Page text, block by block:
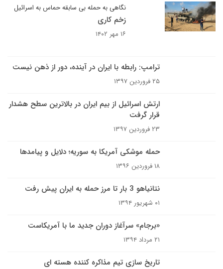
نگاهی به حمله بی سابقه حماس به اسرائیل
زخم کاری
۱۶ مهر ۱۴۰۲
ترامپ: رابطه با ایران در آینده، دور از ذهن نیست
۲۵ فروردین ۱۳۹۷
ارتش اسرائیل از بیم ایران در بالاترین سطح هشدار
قرار گرفت
۲۳ فروردین ۱۳۹۷
حمله موشکی آمریکا به سوریه؛ دلایل و پیامدها
۱۸ فروردین ۱۳۹۶
نتانیاهو 3 بار تا مرز حمله به ایران پیش رفت
۰۱ شهریور ۱۳۹۴
«برجام» سرآغاز دوران جدید ما با آمریکاست
۲۱ مرداد ۱۳۹۴
تاریخ سازی تیم مذاکره کننده هسته ای